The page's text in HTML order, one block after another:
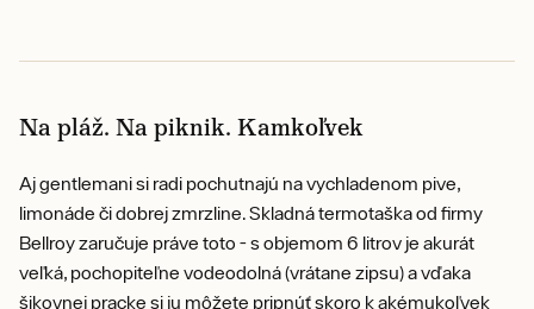
Na pláž. Na piknik. Kamkoľvek
Aj gentlemani si radi pochutnajú na vychladenom pive,
limonáde či dobrej zmrzline. Skladná termotaška od firmy
Bellroy zaručuje práve toto - s objemom 6 litrov je akurát
veľká, pochopiteľne vodeodolná (vrátane zipsu) a vďaka
šikovnej pracke si ju môžete pripnúť skoro k akémukoľvek